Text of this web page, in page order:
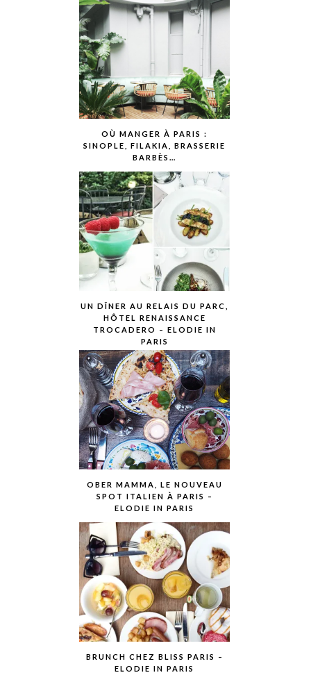
OÙ MANGER À PARIS :
SINOPLE, FILAKIA, BRASSERIE
BARBÈS…
UN DÎNER AU RELAIS DU PARC,
HÔTEL RENAISSANCE
TROCADERO – ELODIE IN
PARIS
OBER MAMMA, LE NOUVEAU
SPOT ITALIEN À PARIS –
ELODIE IN PARIS
BRUNCH CHEZ BLISS PARIS –
ELODIE IN PARIS